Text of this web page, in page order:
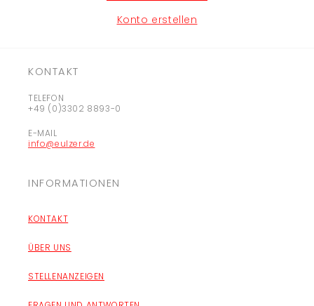
Konto erstellen
KONTAKT
TELEFON
+49 (0)3302 8893-0
E-MAIL
info@eulzer.de
INFORMATIONEN
KONTAKT
ÜBER UNS
STELLENANZEIGEN